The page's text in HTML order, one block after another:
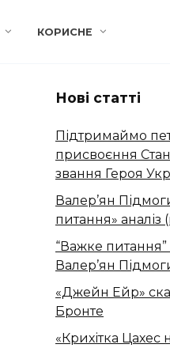
КОРИСНЕ
Нові статті
Підтримаймо
присвоєння
звання Героя
Валер’ян
питання» аналіз
“Важке
Валер’ян
«Джейн Ейр»
Бронте
«Крихітка Цахес